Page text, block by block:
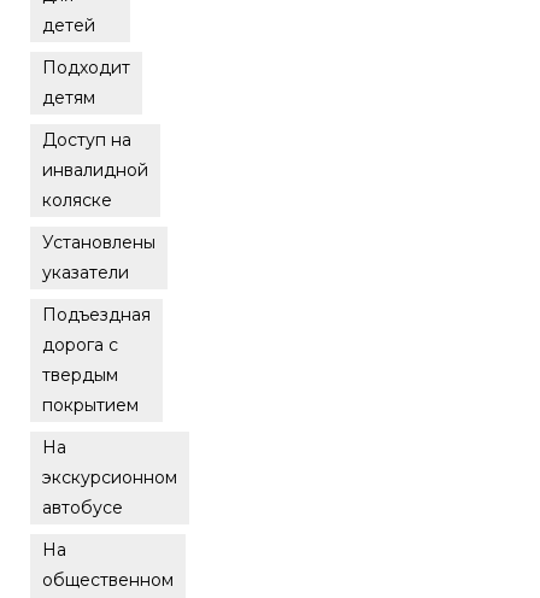
детей
Подходит
детям
Доступ на
инвалидной
коляске
Установлены
указатели
Подъездная
дорога с
твердым
покрытием
На
экскурсионном
автобусе
На
общественном